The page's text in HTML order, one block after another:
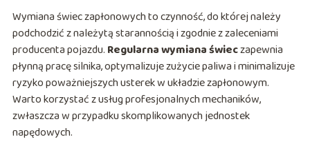
Wymiana świec zapłonowych to czynność, do której należy
podchodzić z należytą starannością i zgodnie z zaleceniami
producenta pojazdu. Regularna wymiana świeczapewnia
płynną pracę silnika, optymalizuje zużycie paliwa i minimalizuje
ryzyko poważniejszych usterek w układzie zapłonowym.
Warto korzystać z usług profesjonalnych mechaników,
zwłaszcza w przypadku skomplikowanych jednostek
napędowych.